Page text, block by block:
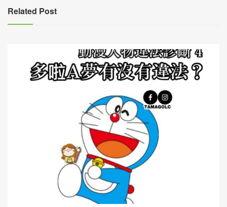
覽
Related Post